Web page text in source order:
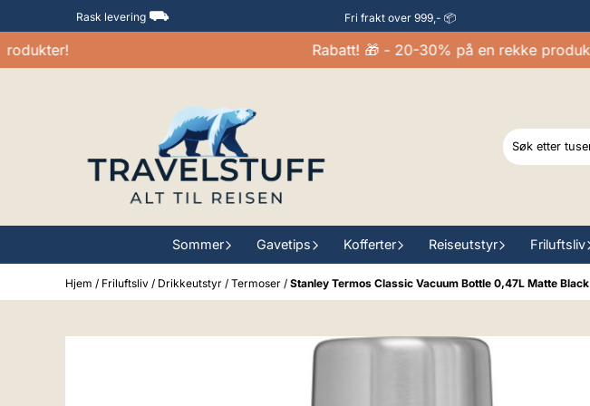
Hopp til innholdRask levering ⛟ Fri frakt over 999,- 📦
Rabatt! 🎁 - 20-30% på en rekke produkter!
Sommer Gavetips Kofferter Reiseutstyr Friluftsliv
Hjem / Friluftsliv / Drikkeutstyr / Termoser / Stanley Termos Classic Vacuum Bottle 0,47L Matte Black